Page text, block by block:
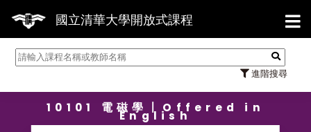
國立清華大學開放式課程
進階搜尋
【
10101 電磁學〡Offered in
English